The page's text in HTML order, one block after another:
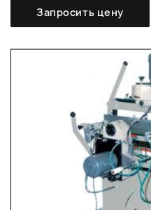
Запросить цену